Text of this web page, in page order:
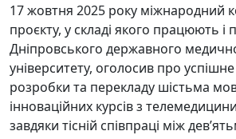
17 жовтня 2025 року міжнародний
проєкту, у складі якого працюють і
Дніпровського державного
університету, оголосив про
розробки та перекладу шістьма
інноваційних курсів з
завдяки тісній співпраці між